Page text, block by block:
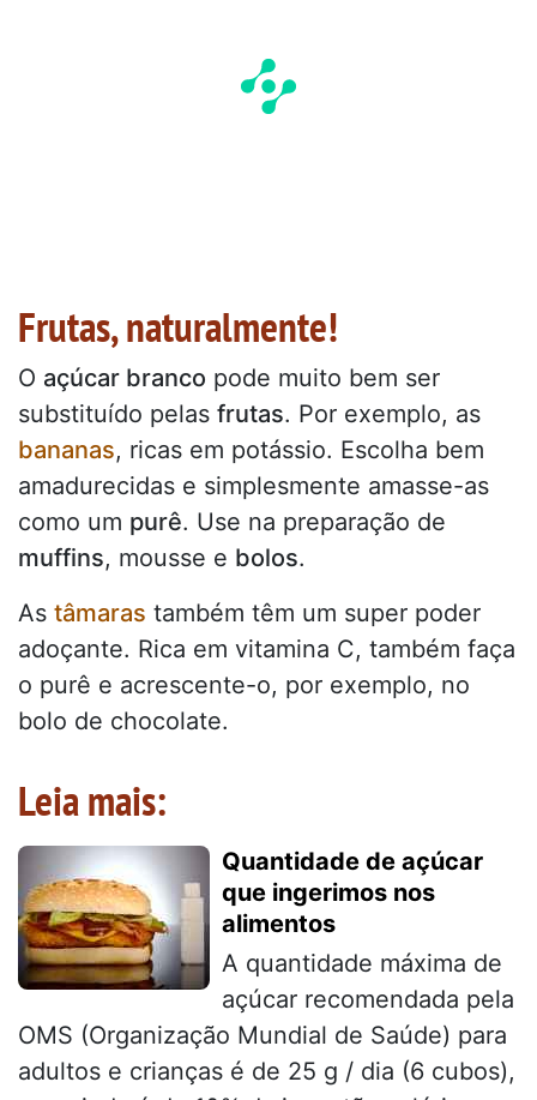
Frutas, naturalmente!
O açúcar branco pode muito bem ser
substituído pelas frutas. Por exemplo, as
bananas, ricas em potássio. Escolha bem
amadurecidas e simplesmente amasse-as
como um purê. Use na preparação de
muffins, mousse e bolos.
As tâmaras também têm um super poder
adoçante. Rica em vitamina C, também faça
o purê e acrescente-o, por exemplo, no
bolo de chocolate.
Leia mais:
Quantidade de açúcar
que ingerimos nos
alimentos
A quantidade máxima de
açúcar recomendada pela
OMS (Organização Mundial de Saúde) para
adultos e crianças é de 25 g / dia (6 cubos),